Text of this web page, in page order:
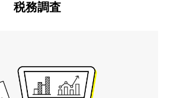
税務調査